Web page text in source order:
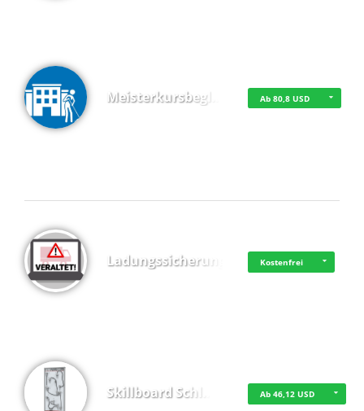
Meisterkursbegl… Ab 80,8 USD
Ladungssicherung Kostenfrei
Skillboard Schl… Ab 46,12 USD